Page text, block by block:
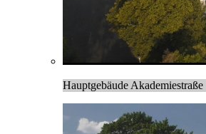
Hauptgebäude Akademiestraße